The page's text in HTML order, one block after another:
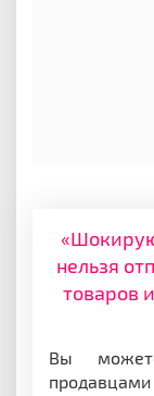
нельзя
товаров
Вы